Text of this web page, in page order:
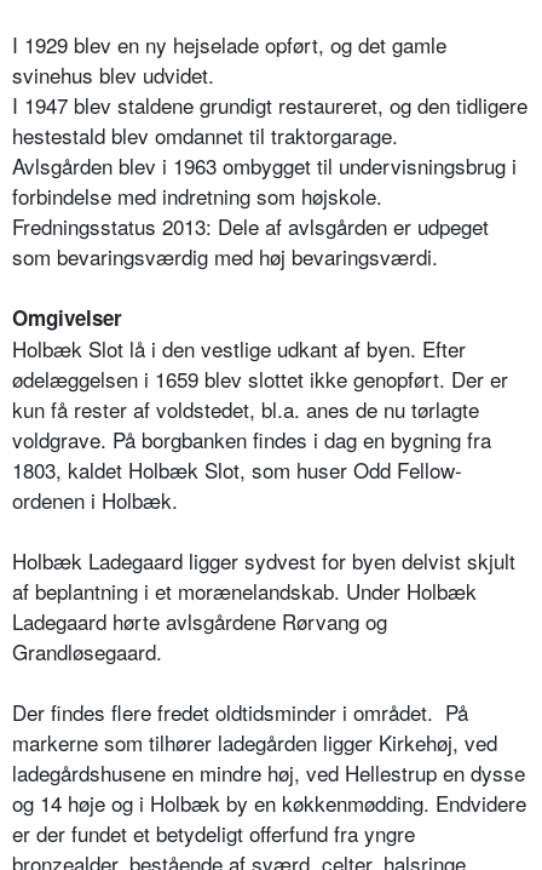
I 1929 blev en ny hejselade opført, og det gamle
svinehus blev udvidet.
I 1947 blev staldene grundigt restaureret, og den tidligere
hestestald blev omdannet til traktorgarage.
Avlsgården blev i 1963 ombygget til undervisningsbrug i
forbindelse med indretning som højskole.
Fredningsstatus 2013: Dele af avlsgården er udpeget
som bevaringsværdig med høj bevaringsværdi.
Omgivelser
Holbæk Slot lå i den vestlige udkant af byen. Efter
ødelæggelsen i 1659 blev slottet ikke genopført. Der er
kun få rester af voldstedet, bl.a. anes de nu tørlagte
voldgrave. På borgbanken findes i dag en bygning fra
1803, kaldet Holbæk Slot, som huser Odd Fellow-
ordenen i Holbæk.
Holbæk Ladegaard ligger sydvest for byen delvist skjult
af beplantning i et morænelandskab. Under Holbæk
Ladegaard hørte avlsgårdene Rørvang og
Grandløsegaard.
Der findes flere fredet oldtidsminder i området. På
markerne som tilhører ladegården ligger Kirkehøj, ved
ladegårdshusene en mindre høj, ved Hellestrup en dysse
og 14 høje og i Holbæk by en køkkenmødding. Endvidere
er der fundet et betydeligt offerfund fra yngre
bronzealder, bestående af sværd, celter, halsringe,